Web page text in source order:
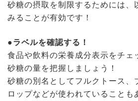
砂糖の摂取を制限するためには、
みることが有効です！
●ラベルを確認する！
食品や飲料の栄養成分表示をチェ
砂糖の量を把握しましょう！
砂糖の別名としてフルクトース、
ロップなどが使われていることも